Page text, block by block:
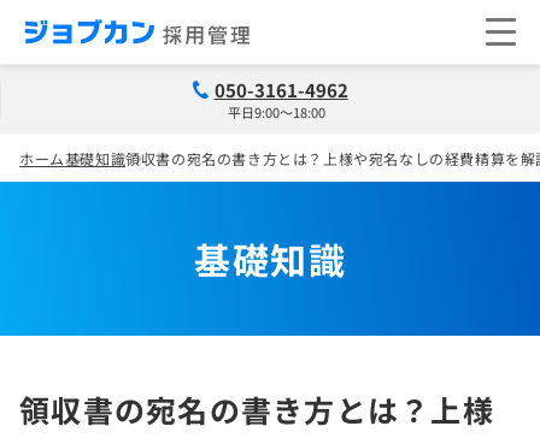
050-3161-4962
平日9:00～18:00
ホーム基礎知識領収書の宛名の書き方とは？上様や宛名なしの経費精算を解
基礎知識
領収書の宛名の書き方とは？上様